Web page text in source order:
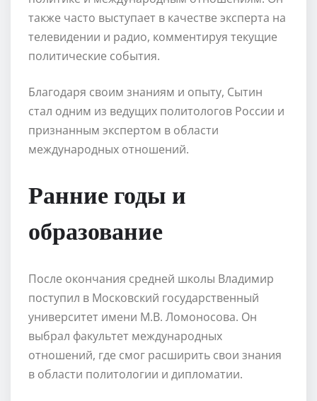
также часто выступает в качестве эксперта на
телевидении и радио, комментируя текущие
политические события.
Благодаря своим знаниям и опыту, Сытин
стал одним из ведущих политологов России и
признанным экспертом в области
международных отношений.
Ранние годы и
образование
После окончания средней школы Владимир
поступил в Московский государственный
университет имени М.В. Ломоносова. Он
выбрал факультет международных
отношений, где смог расширить свои знания
в области политологии и дипломатии.